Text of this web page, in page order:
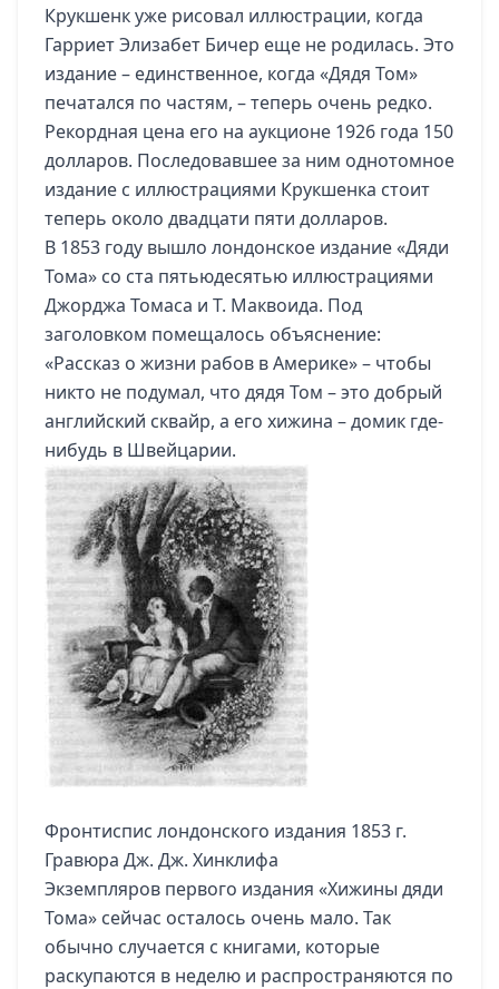
Крукшенк уже рисовал иллюстрации, когда
Гарриет Элизабет Бичер еще не родилась. Это
издание – единственное, когда «Дядя Том»
печатался по частям, – теперь очень редко.
Рекордная цена его на аукционе 1926 года 150
долларов. Последовавшее за ним однотомное
издание с иллюстрациями Крукшенка стоит
теперь около двадцати пяти долларов.
В 1853 году вышло лондонское издание «Дяди
Тома» со ста пятьюдесятью иллюстрациями
Джорджа Томаса и Т. Маквоида. Под
заголовком помещалось объяснение:
«Рассказ о жизни рабов в Америке» – чтобы
никто не подумал, что дядя Том – это добрый
английский сквайр, а его хижина – домик где-
нибудь в Швейцарии.
Фронтиспис лондонского издания 1853 г.
Гравюра Дж. Дж. Хинклифа
Экземпляров первого издания «Хижины дяди
Тома» сейчас осталось очень мало. Так
обычно случается с книгами, которые
раскупаются в неделю и распространяются по